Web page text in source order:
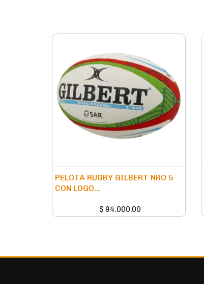
PELOTA RUGBY GILBERT NRO 5
CON LOGO...
$ 94.000,00